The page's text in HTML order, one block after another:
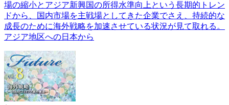
場の縮小とアジア新興国の所得水準向上という長期的トレン
ドから、国内市場を主戦場としてきた企業でさえ、持続的な
成長のために海外戦略を加速させている状況が見て取れる。
アジア地区への日本から